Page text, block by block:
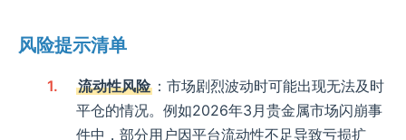
风险提示清单
流动性风险 ：市场剧烈波动时可能出现无法及时
平仓的情况。例如2026年3月贵金属市场闪崩事
件中，部分用户因平台流动性不足导致亏损扩